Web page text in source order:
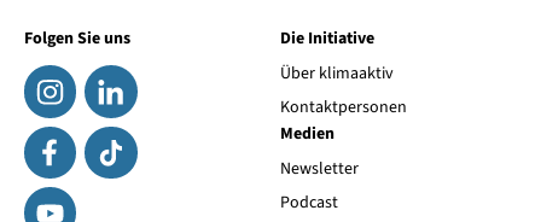
Folgen Sie uns
Die Initiative
Über klimaaktiv
Kontaktpersonen
Medien
Newsletter
Podcast